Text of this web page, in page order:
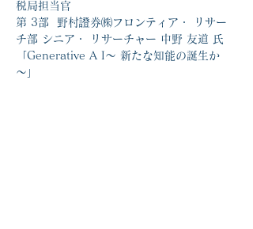
税局担当官
第 3部  野村證券㈱フロンティア・ リサー
チ部 シニア・ リサーチャー 中野 友道 氏
「Generative A I～ 新たな知能の誕生か
～」